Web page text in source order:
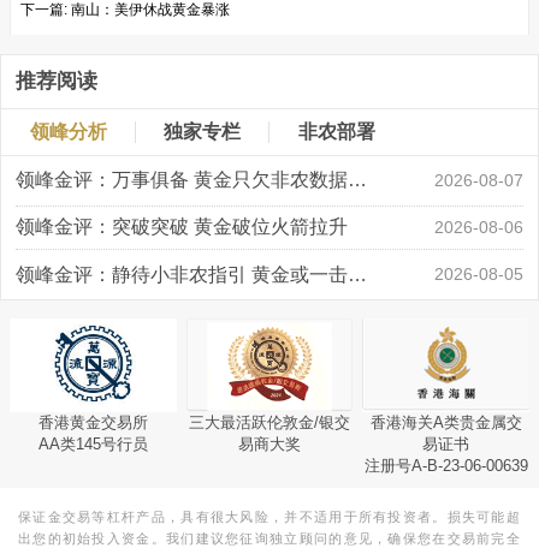
下一篇: 南山：美伊休战黄金暴涨
推荐阅读
领峰分析 独家专栏 非农部署
领峰金评：万事俱备 黄金只欠非农数据“东风” 2026-08-07
领峰金评：突破突破 黄金破位火箭拉升 2026-08-06
领峰金评：静待小非农指引 黄金或一击破局 2026-08-05
香港黄金交易所
AA类145号行员
三大最活跃伦敦金/银交
易商大奖
香港海关A类贵金属交
易证书
注册号A-B-23-06-00639
保证金交易等杠杆产品，具有很大风险，并不适用于所有投资者。损失可能超
出您的初始投入资金。我们建议您征询独立顾问的意见，确保您在交易前完全